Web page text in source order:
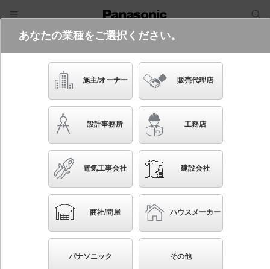
電気・建築設備（ビジネス）
照明器具検索
品番・キーワード
関連商品検索 SmartArchi（スマートアーキ）の取付
部品
件 1/4
生産終了品を省く 生産終了予定品を省く
あなたの業種をご選択ください。
施主/オーナー 販売代理店
設計事務所 工務店
電気工事会社 建設会社
商社/問屋 ハウスメーカー
パナソニック その他